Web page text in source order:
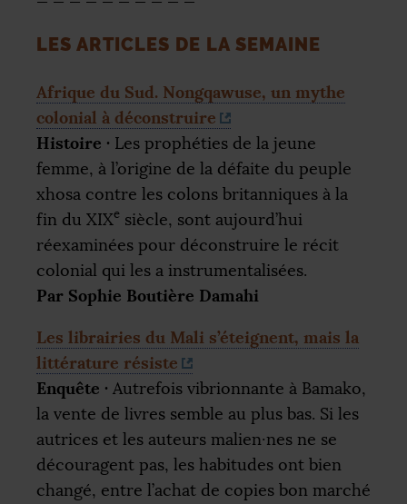
LES ARTICLES DE LA SEMAINE
Afrique du Sud. Nongqawuse, un mythe
colonial à déconstruire
Histoire · Les prophéties de la jeune
femme, à l’origine de la défaite du peuple
xhosa contre les colons britanniques à la
fin du XIXe siècle, sont aujourd’hui
réexaminées pour déconstruire le récit
colonial qui les a instrumentalisées.
Par Sophie Boutière Damahi
Les librairies du Mali s’éteignent, mais la
littérature résiste
Enquête · Autrefois vibrionnante à Bamako,
la vente de livres semble au plus bas. Si les
autrices et les auteurs malien·nes ne se
découragent pas, les habitudes ont bien
changé, entre l’achat de copies bon marché